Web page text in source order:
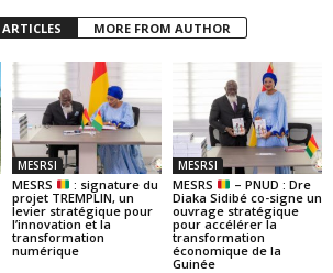
MORE FROM AUTHOR
MESRSI
MESRS
: signature du
projet TREMPLIN, un
levier stratégique pour
l’innovation et la
transformation
numérique
MESRSI
MESRS
– PNUD : Dre
Diaka Sidibé co-signe un
ouvrage stratégique
pour accélérer la
transformation
économique de la
Guinée